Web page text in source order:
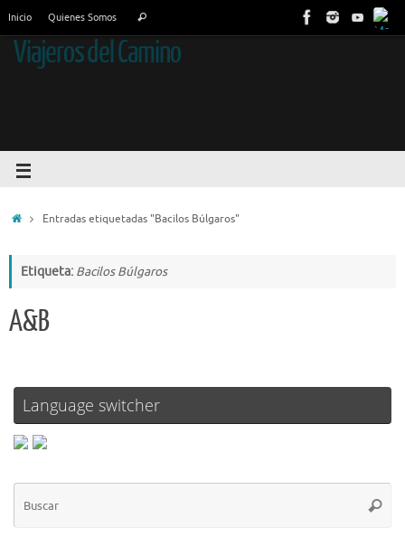
Inicio Quienes Somos
Viajeros del Camino
Entradas etiquetadas "Bacilos Búlgaros"
Etiqueta: Bacilos Búlgaros
A&B
Language switcher